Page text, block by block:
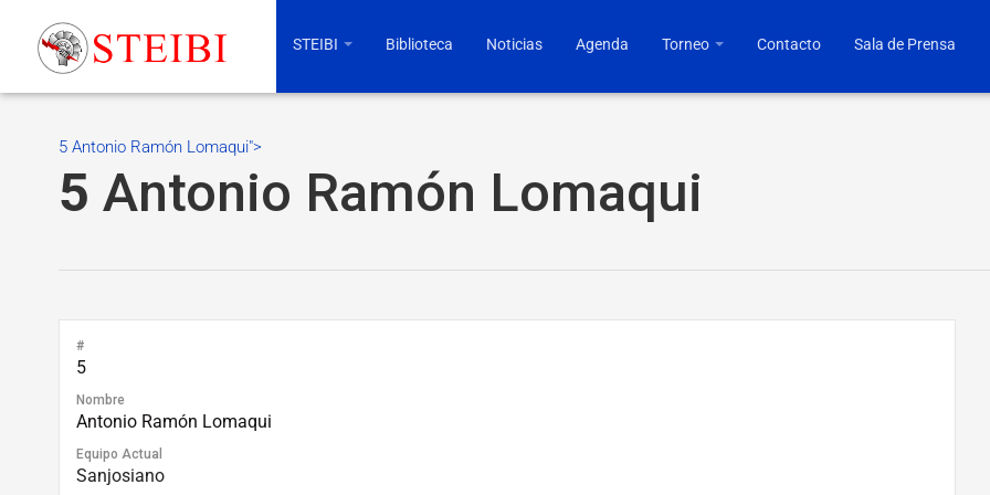
STEIBI Biblioteca Noticias Agenda Torneo Contacto Sala de Prensa
5 Antonio Ramón Lomaqui">
5 Antonio Ramón Lomaqui
#
5
Nombre
Antonio Ramón Lomaqui
Equipo Actual
Sanjosiano